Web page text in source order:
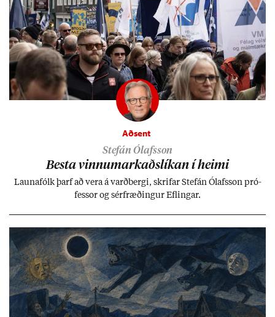
Aðsent
Stefán Ólafsson
Besta vinnu­mark­aðs­lík­an í heimi
Launa­fólk þarf að vera á varð­bergi, skrif­ar Stefán Ólafs­son pró­
fess­or og sér­fræð­ing­ur Efl­ing­ar.